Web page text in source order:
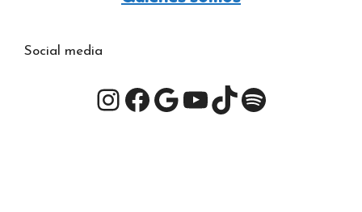
Social media
Instagram
Facebook
Google
YouTube
TikTok
Spotify